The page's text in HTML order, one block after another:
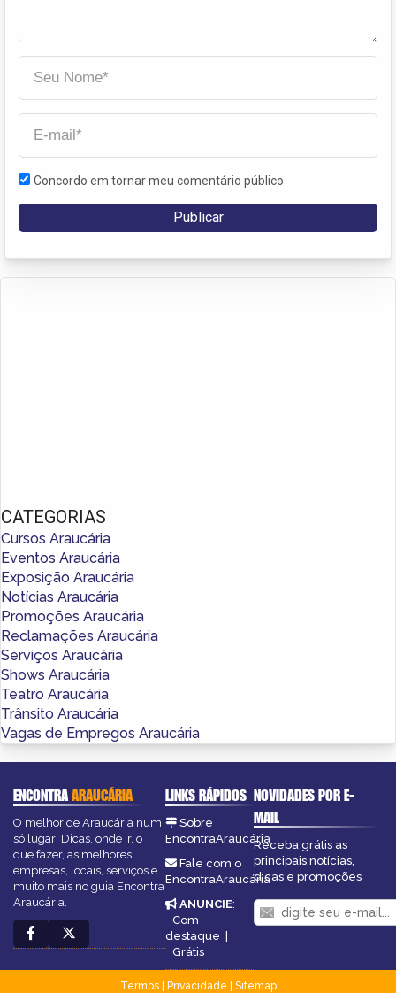
Concordo em tornar meu comentário público
CATEGORIAS
Cursos Araucária
Eventos Araucária
Exposição Araucária
Notícias Araucária
Promoções Araucária
Reclamações Araucária
Serviços Araucária
Shows Araucária
Teatro Araucária
Trânsito Araucária
Vagas de Empregos Araucária
ENCONTRAARAUCÁRIA
O melhor de Araucária num
só lugar! Dicas, onde ir, o
que fazer, as melhores
empresas, locais, serviços e
muito mais no guia Encontra
Araucária.
LINKS RÁPIDOS
Sobre
EncontraAraucária
Fale com o
EncontraAraucária
ANUNCIE:
Com
destaque
Grátis
NOVIDADES POR E-
MAIL
Receba grátis as
principais notícias,
dicas e promoções
Termos| Privacidade
Sitemap